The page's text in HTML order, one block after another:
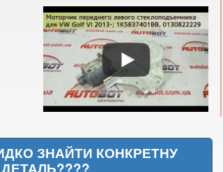
ЗНАЙТИ КОНКРЕТНУ
ДЕТАЛЬ????